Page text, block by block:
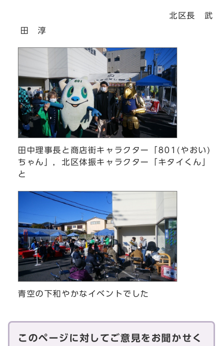
北区長 武
田 淳
田中理事長と商店街キャラクター「801(やおい)
ちゃん」，北区体振キャラクター「キタイくん」
と
青空の下和やかなイベントでした
このページに対してご意見をお聞かせく